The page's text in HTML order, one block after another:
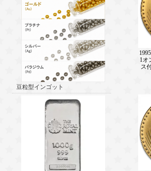
豆粒型インゴット
1オ
ス